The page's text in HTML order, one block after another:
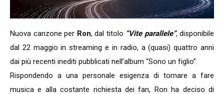
Nuova canzone per Ron, dal titolo “Vite parallele”, disponibile
dal 22 maggio in streaming e in radio, a (quasi) quattro anni
dai più recenti inediti pubblicati nell’album “Sono un figlio”.
Rispondendo a una personale esigenza di tornare a fare
musica e alla costante richiesta dei fan, Ron ha deciso di